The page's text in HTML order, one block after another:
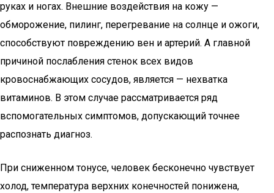
руках и ногах. Внешние воздействия на кожу —
обморожение, пилинг, перегревание на солнце и ожоги,
способствуют повреждению вен и артерий. А главной
причиной послабления стенок всех видов
кровоснабжающих сосудов, является — нехватка
витаминов. В этом случае рассматривается ряд
вспомогательных симптомов, допускающий точнее
распознать диагноз.
При сниженном тонусе, человек бесконечно чувствует
холод, температура верхних конечностей понижена,